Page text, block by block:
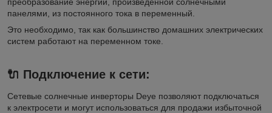
преобразование энергии, произведенной солнечными
панелями, из постоянного тока в переменный.
Это необходимо, так как большинство домашних электрических
систем работают на переменном токе.
🔌 Подключение к сети:
Сетевые солнечные инверторы Deye позволяют подключаться
к электросети и могут использоваться для продажи избыточной